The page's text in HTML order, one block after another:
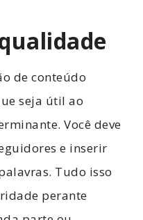
de conteúdo
seja útil ao
Você deve
e inserir
Tudo isso
perante